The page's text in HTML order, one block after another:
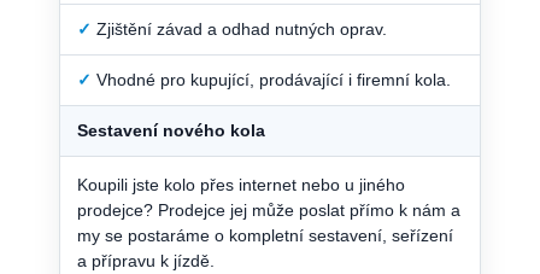
✓ Zjištění závad a odhad nutných oprav.
✓ Vhodné pro kupující, prodávající i firemní kola.
Sestavení nového kola
Koupili jste kolo přes internet nebo u jiného
prodejce? Prodejce jej může poslat přímo k nám a
my se postaráme o kompletní sestavení, seřízení
a přípravu k jízdě.